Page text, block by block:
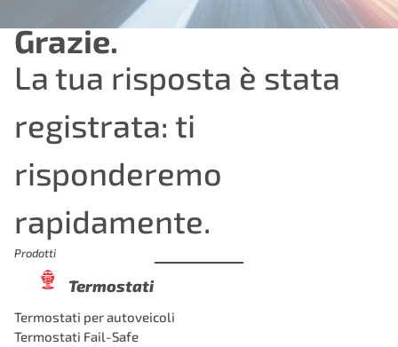
Grazie.
La tua risposta è stata
registrata: ti
risponderemo
rapidamente.
Prodotti
Termostati
Termostati per autoveicoli
Termostati Fail-Safe